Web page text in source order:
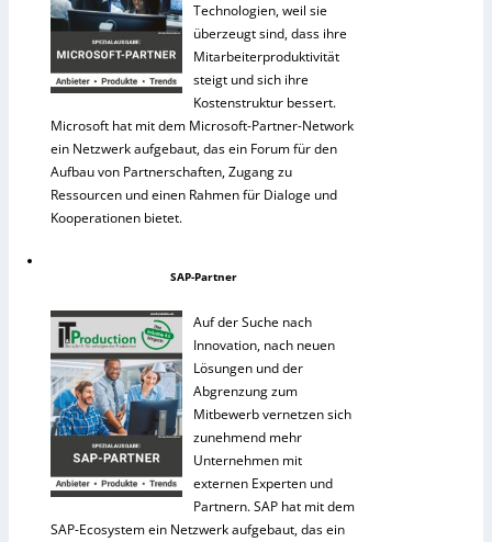
Technologien, weil sie
überzeugt sind, dass ihre
Mitarbeiterproduktivität
steigt und sich ihre
Kostenstruktur bessert.
Microsoft hat mit dem Microsoft-Partner-Network
ein Netzwerk aufgebaut, das ein Forum für den
Aufbau von Partnerschaften, Zugang zu
Ressourcen und einen Rahmen für Dialoge und
Kooperationen bietet.
SAP-Partner
Auf der Suche nach
Innovation, nach neuen
Lösungen und der
Abgrenzung zum
Mitbewerb vernetzen sich
zunehmend mehr
Unternehmen mit
externen Experten und
Partnern. SAP hat mit dem
SAP-Ecosystem ein Netzwerk aufgebaut, das ein